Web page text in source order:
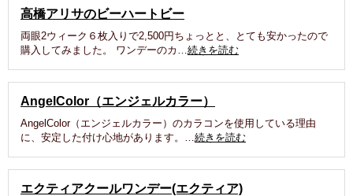
高橋アリサのビーハートビー
両眼2ウィーク６枚入りで2,500円ちょっとと、とても安かったので
購入してみました。 ワンデーのカ…続きを読む
AngelColor（エンジェルカラー）
AngelColor（エンジェルカラー）のカラコンを使用している理由
に、安定した付け心地があります。…続きを読む
エクティアクールワンデー(エクティア)